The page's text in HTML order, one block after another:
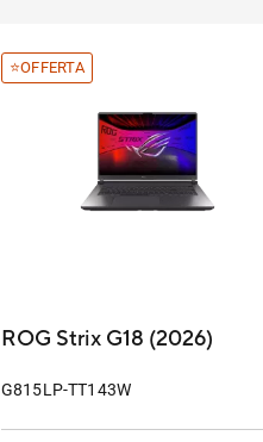
⭐OFFERTA
ROG Strix G18 (2026)
G815LP-TT143W